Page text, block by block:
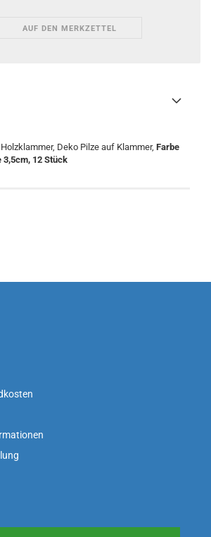
AUF DEN MERKZETTEL
Deko Pilze auf Klammer, Farbe
3,5cm, 12 Stück